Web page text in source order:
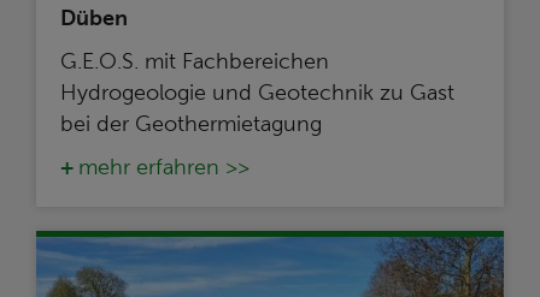
Düben
G.E.O.S. mit Fachbereichen
Hydrogeologie und Geotechnik zu Gast
bei der Geothermietagung
mehr erfahren >>